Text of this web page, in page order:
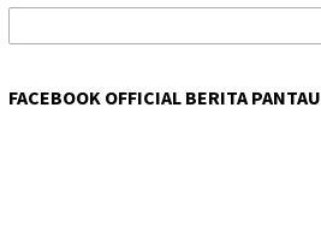
FACEBOOK OFFICIAL BERITA PANTAU